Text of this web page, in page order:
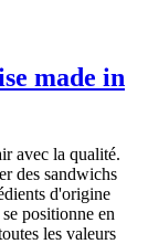
made in
avec la qualité.
des sandwichs
d'origine
positionne en
les valeurs